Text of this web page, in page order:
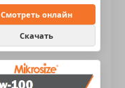
Смотреть онлайн
Скачать